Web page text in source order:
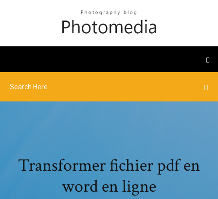
Transformer fichier pdf en
word en ligne